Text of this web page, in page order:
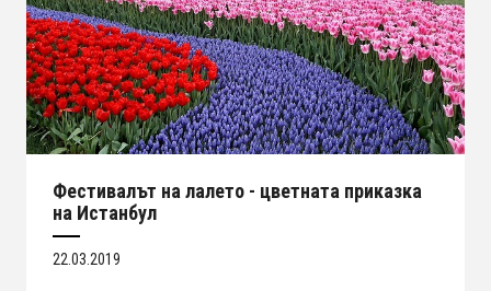
Фестивалът на лалето - цветната приказка
на Истанбул
22.03.2019